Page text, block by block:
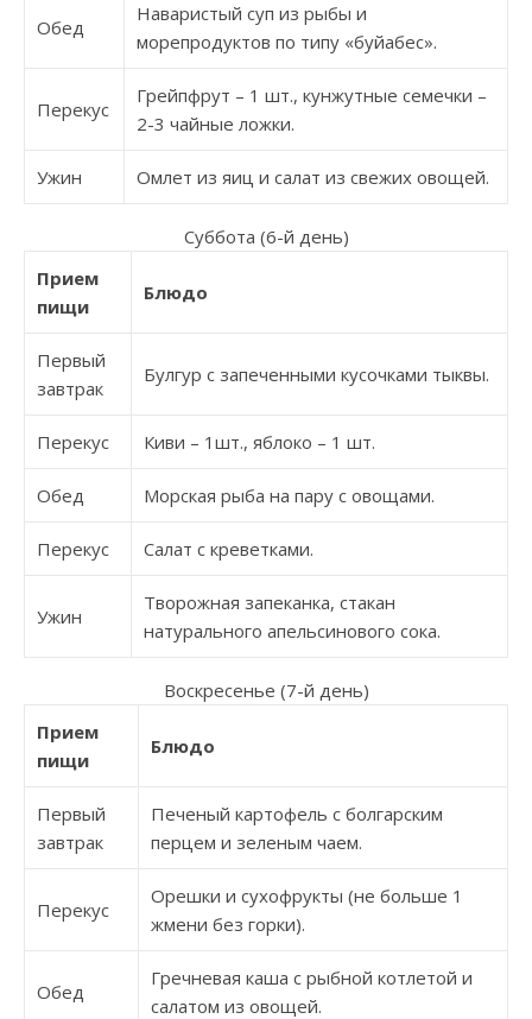
Обед
Наваристый суп из рыбы и
морепродуктов по типу «буйабес».
Перекус
Грейпфрут – 1 шт., кунжутные семечки –
2-3 чайные ложки.
Ужин Омлет из яиц и салат из свежих овощей.
Суббота (6-й день)
Прием
пищи
Блюдо
Первый
завтрак
Булгур с запеченными кусочками тыквы.
Перекус Киви – 1шт., яблоко – 1 шт.
Обед Морская рыба на пару с овощами.
Перекус Салат с креветками.
Ужин
Творожная запеканка, стакан
натурального апельсинового сока.
Воскресенье (7-й день)
Прием
пищи
Блюдо
Первый
завтрак
Печеный картофель с болгарским
перцем и зеленым чаем.
Перекус
Орешки и сухофрукты (не больше 1
жмени без горки).
Обед
Гречневая каша с рыбной котлетой и
салатом из овощей.